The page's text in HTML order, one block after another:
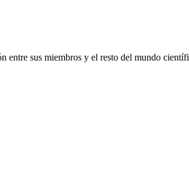
entre sus miembros y el resto del mundo